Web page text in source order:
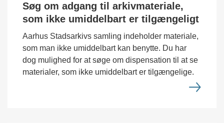
Søg om adgang til arkivmateriale,
som ikke umiddelbart er tilgængeligt
Aarhus Stadsarkivs samling indeholder materiale,
som man ikke umiddelbart kan benytte. Du har
dog mulighed for at søge om dispensation til at se
materialer, som ikke umiddelbart er tilgængelige.